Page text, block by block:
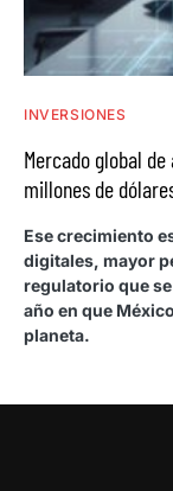
INVERSIONES
Mercado global
millones de
Ese crecimiento
digitales, mayor
regulatorio que
año en que
planeta.